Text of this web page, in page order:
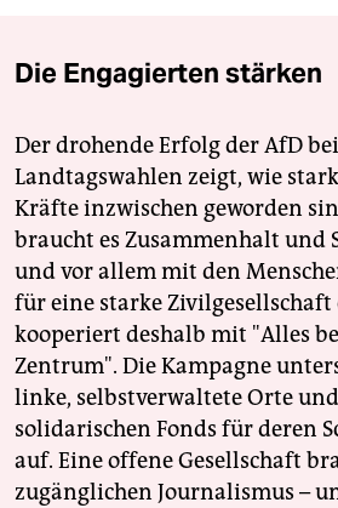
Die Engagierten stärken
Der drohende Erfolg der AfD
Landtagswahlen zeigt, wie
Kräfte inzwischen geworden
braucht es Zusammenhalt und
und vor allem mit den
für eine starke Zivilgesellschaft
kooperiert deshalb mit "Alles
Zentrum". Die Kampagne
linke, selbstverwaltete Orte
solidarischen Fonds für deren
auf. Eine offene Gesellschaft
zugänglichen Journalismus –